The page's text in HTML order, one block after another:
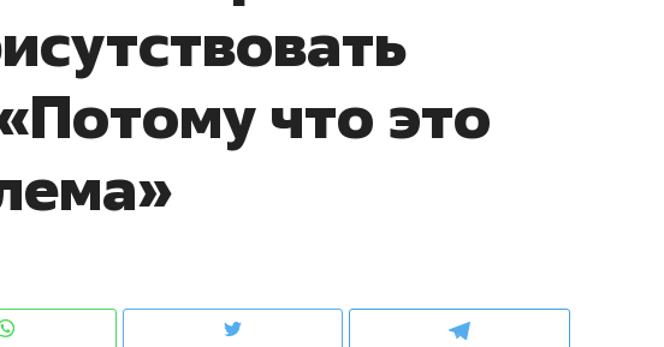
что это
клиентах и чудных запросах мастеров